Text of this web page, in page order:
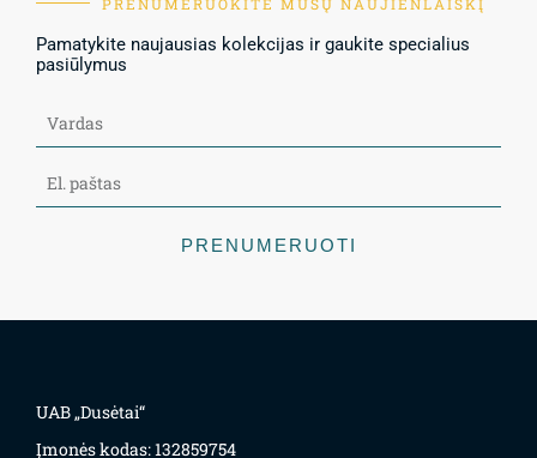
Pamatykite naujausias kolekcijas ir gaukite specialius
pasiūlymus
PRENUMERUOTI
UAB „Dusėtai“
Įmonės kodas: 132859754